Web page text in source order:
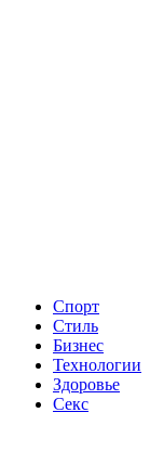
Спорт
Стиль
Бизнес
Технологии
Здоровье
Секс